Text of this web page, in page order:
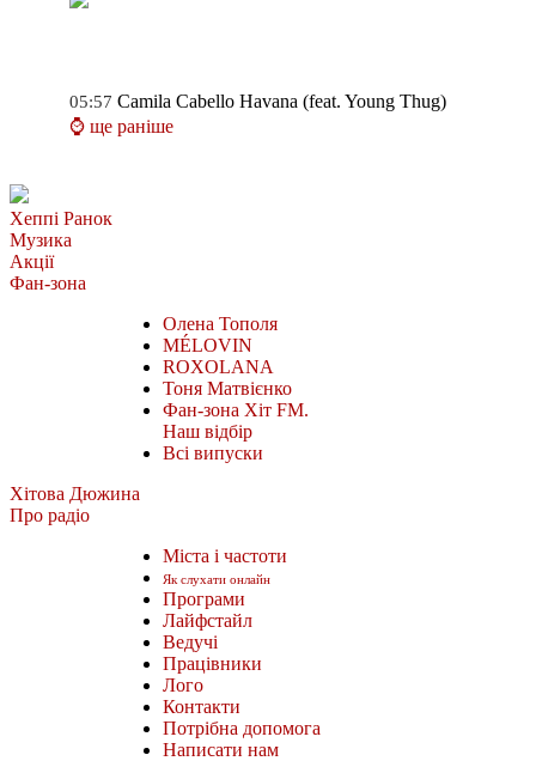
05:57 Camila Cabello Havana (feat. Young Thug)
⌚ ще раніше
Хеппі Ранок
Музика
Акції
Фан-зона
Олена Тополя
MÉLOVIN
ROXOLANA
Тоня Матвієнко
Фан-зона Хіт FM.
Наш відбір
Всі випуски
Хітова Дюжина
Про радіо
Міста і частоти
Як слухати онлайн
Програми
Лайфстайл
Ведучі
Працівники
Лого
Контакти
Потрібна допомога
Написати нам